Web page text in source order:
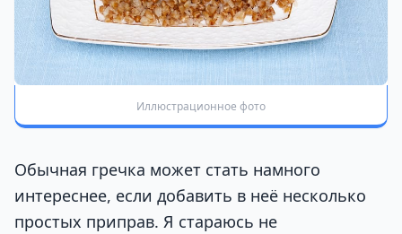
Иллюстрационное фото
Обычная гречка может стать намного
интереснее, если добавить в неё несколько
простых приправ. Я стараюсь не